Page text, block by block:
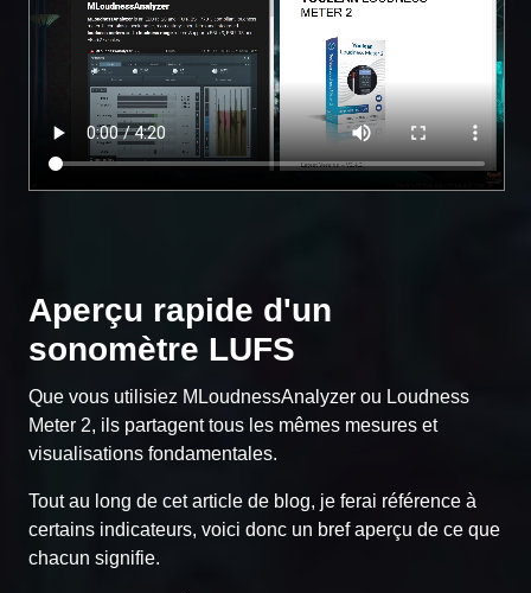
Aperçu rapide d'un
sonomètre LUFS
Que vous utilisiez MLoudnessAnalyzer ou Loudness
Meter 2, ils partagent tous les mêmes mesures et
visualisations fondamentales.
Tout au long de cet article de blog, je ferai référence à
certains indicateurs, voici donc un bref aperçu de ce que
chacun signifie.